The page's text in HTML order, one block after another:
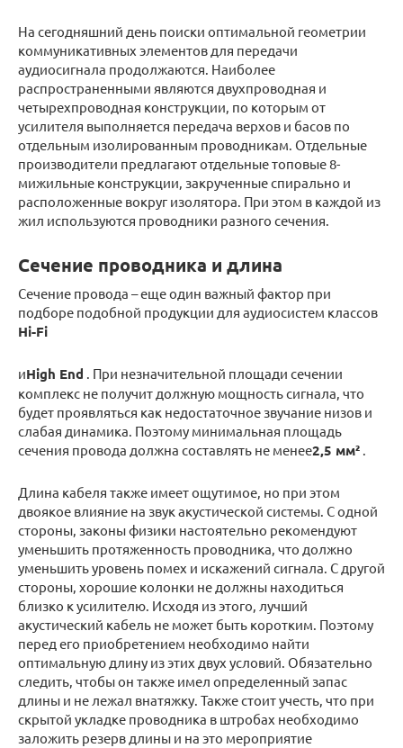
На сегодняшний день поиски оптимальной геометрии
коммуникативных элементов для передачи
аудиосигнала продолжаются. Наиболее
распространенными являются двухпроводная и
четырехпроводная конструкции, по которым от
усилителя выполняется передача верхов и басов по
отдельным изолированным проводникам. Отдельные
производители предлагают отдельные топовые 8-
мижильные конструкции, закрученные спирально и
расположенные вокруг изолятора. При этом в каждой из
жил используются проводники разного сечения.
Сечение проводника и длина
Сечение провода – еще один важный фактор при
подборе подобной продукции для аудиосистем классов
Hi-Fi
иHigh End . При незначительной площади сечении
комплекс не получит должную мощность сигнала, что
будет проявляться как недостаточное звучание низов и
слабая динамика. Поэтому минимальная площадь
сечения провода должна составлять не менее2,5 мм² .
Длина кабеля также имеет ощутимое, но при этом
двоякое влияние на звук акустической системы. С одной
стороны, законы физики настоятельно рекомендуют
уменьшить протяженность проводника, что должно
уменьшить уровень помех и искажений сигнала. С другой
стороны, хорошие колонки не должны находиться
близко к усилителю. Исходя из этого, лучший
акустический кабель не может быть коротким. Поэтому
перед его приобретением необходимо найти
оптимальную длину из этих двух условий. Обязательно
следить, чтобы он также имел определенный запас
длины и не лежал внатяжку. Также стоит учесть, что при
скрытой укладке проводника в штробах необходимо
заложить резерв длины и на это мероприятие